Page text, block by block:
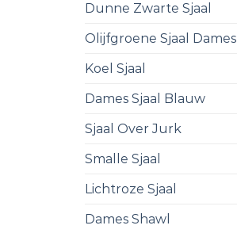
Dunne Zwarte Sjaal
Olijfgroene Sjaal Dames
Koel Sjaal
Dames Sjaal Blauw
Sjaal Over Jurk
Smalle Sjaal
Lichtroze Sjaal
Dames Shawl